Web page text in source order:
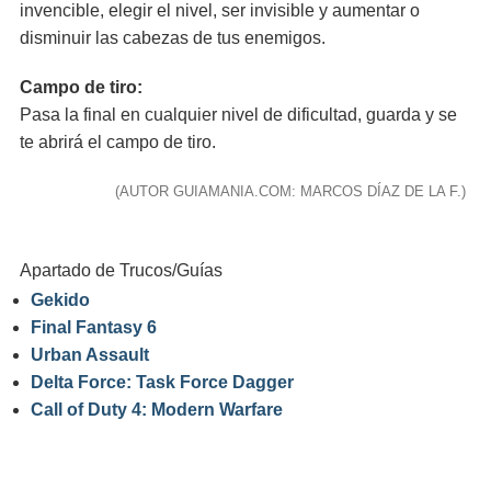
invencible, elegir el nivel, ser invisible y aumentar o
disminuir las cabezas de tus enemigos.
Campo de tiro:
Pasa la final en cualquier nivel de dificultad, guarda y se
te abrirá el campo de tiro.
(AUTOR GUIAMANIA.COM: MARCOS DÍAZ DE LA F.)
Apartado de Trucos/Guías
Gekido
Final Fantasy 6
Urban Assault
Delta Force: Task Force Dagger
Call of Duty 4: Modern Warfare